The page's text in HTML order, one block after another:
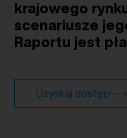
krajowego
scenariusze
Raportu jest
Uzyskaj dostęp